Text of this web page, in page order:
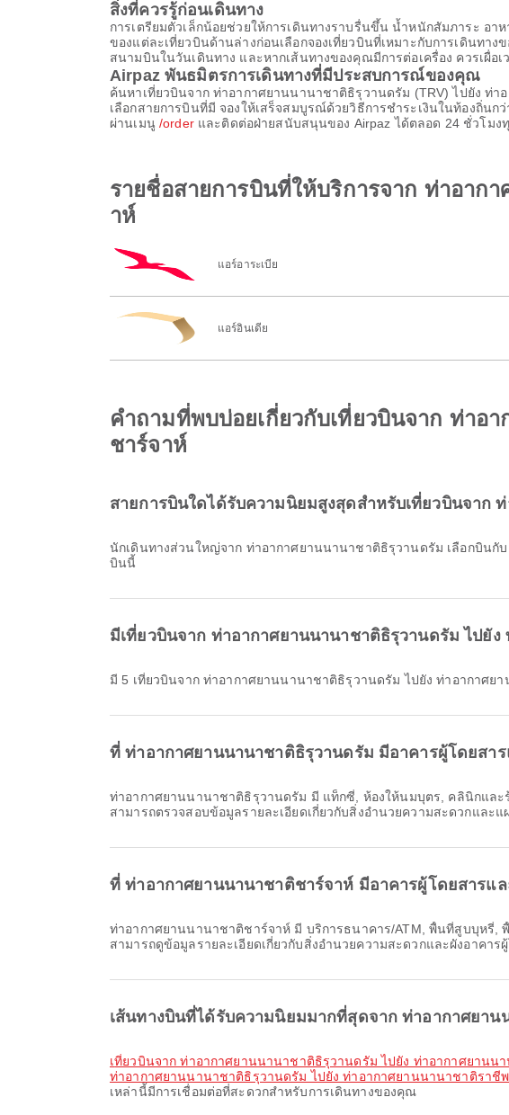
สิ่งที่ควรรู้ก่อนเดินทาง
การเตรียมตัวเล็กน้อยช่วยให้การเดินทางราบรื่นขึ้น น้ำหนักสัมภาระ อา
ของแต่ละเที่ยวบินด้านล่างก่อนเลือกจองเที่ยวบินที่เหมาะกับการเดินท
สนามบินในวันเดินทาง และหากเส้นทางของคุณมีการต่อเครื่อง ควรเผื่อเ
Airpaz พันธมิตรการเดินทางที่มีประสบการณ์ของคุณ
ค้นหาเที่ยวบินจาก ท่าอากาศยานนานาชาติธิรุวานดรัม (TRV) ไปยัง ท่า
เลือกสายการบินที่มี จองให้เสร็จสมบูรณ์ด้วยวิธีการชำระเงินในท้องถิ่น
ผ่านเมนู /orderและติดต่อฝ่ายสนับสนุนของ Airpaz ได้ตลอด 24 ชั่วโมง
รายชื่อสายการบินที่ให้บริการจาก ท่าอาก
าห์
แอร์อาระเบีย
แอร์อินเดีย
คำถามที่พบบ่อยเกี่ยวกับเที่ยวบินจาก ท่าอ
ชาร์จาห์
สายการบินใดได้รับความนิยมสูงสุดสำหรับเที่ยวบินจาก
นักเดินทางส่วนใหญ่จาก ท่าอากาศยานนานาชาติธิรุวานดรัม เลือกบินกับ
บินนี้
มีเที่ยวบินจาก ท่าอากาศยานนานาชาติธิรุวานดรัม ไปยั
มี 5 เที่ยวบินจาก ท่าอากาศยานนานาชาติธิรุวานดรัม ไปยัง ท่าอากาศย
ที่ ท่าอากาศยานนานาชาติธิรุวานดรัม มีอาคารผู้โดยสา
ท่าอากาศยานนานาชาติธิรุวานดรัม มี แท็กซี่, ห้องให้นมบุตร, คลินิกและร้านขายยา และสิ่งอำนวยความสะดวกอีกมากมายเพื่อเพิ่มความสะดวกสบายให้การเดินทางของคุณ คุณ
สามารถตรวจสอบข้อมูลรายละเอียดเกี่ยวกับสิ่งอำนวยความสะดวกและ
ที่ ท่าอากาศยานนานาชาติชาร์จาห์ มีอาคารผู้โดยสารแ
ท่าอากาศยานนานาชาติชาร์จาห์ มี บริการธนาคาร/ATM, พื้นที่สูบบุหรี่, พื้นที่รอ และสิ่งอำนวยความสะดวกอื่น ๆ อีกมากมายเพื่อเพิ่มความสะดวกสบายให้กับการเดินทางของคุณ คุณ
สามารถดูข้อมูลรายละเอียดเกี่ยวกับสิ่งอำนวยความสะดวกและผังอาคาร
เส้นทางบินที่ได้รับความนิยมมากที่สุดจาก ท่าอากาศยาน
เที่ยวบินจาก ท่าอากาศยานนานาชาติธิรุวานดรัม ไปยัง ท่าอากาศยานน
ท่าอากาศยานนานาชาติธิรุวานดรัม ไปยัง ท่าอากาศยานนานาชาติราชี
เหล่านี้มีการเชื่อมต่อที่สะดวกสำหรับการเดินทางของคุณ